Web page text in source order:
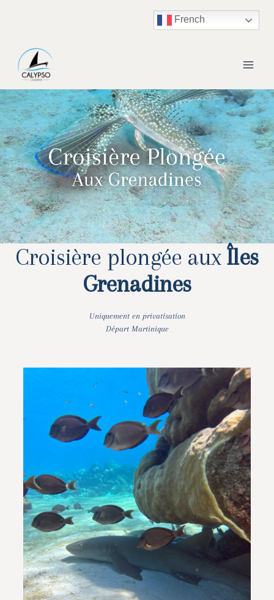
French
Croisière plongée aux Îles
Grenadines
Uniquement en privatisation
Départ Martinique